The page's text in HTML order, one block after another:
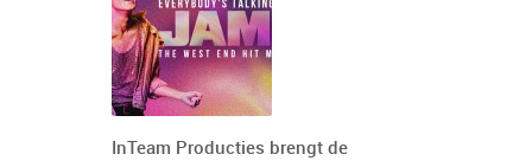
InTeam Producties brengt de